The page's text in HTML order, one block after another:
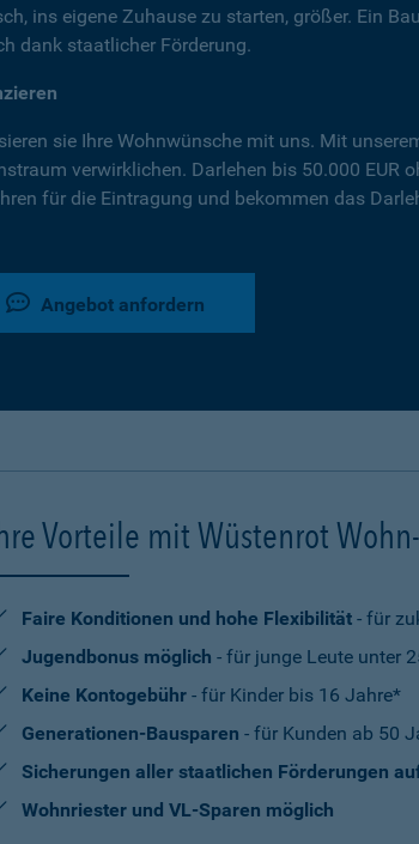
ins eigene Zuhause zu starten, größer. Ein
dank staatlicher Förderung.
sie Ihre Wohnwünsche mit uns. Mit
verwirklichen. Darlehen bis 50.000 EUR
für die Eintragung und bekommen das
Angebot anfordern
Vorteile mit Wüstenrot
Faire Konditionen und hohe Flexibilität - für
Jugendbonus möglich - für junge Leute unter
Keine Kontogebühr - für Kinder bis 16 Jahre*
Generationen-Bausparen - für Kunden ab 50
Sicherungen aller staatlichen Förderungen
Wohnriester und VL-Sparen möglich